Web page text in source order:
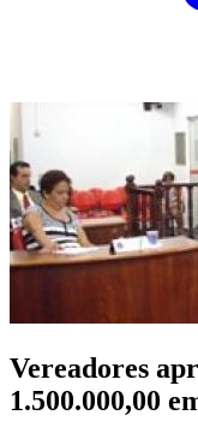
Vereadores
1.500.000,00